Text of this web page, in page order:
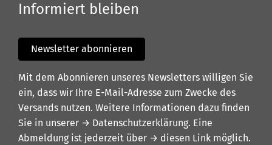
Informiert bleiben
Newsletter abonnieren
Mit dem Abonnieren unseres Newsletters willigen Sie
ein, dass wir Ihre E-Mail-Adresse zum Zwecke des
Versands nutzen. Weitere Informationen dazu finden
Sie in unserer → Datenschutzerklärung. Eine
Abmeldung ist jederzeit über → diesen Link möglich.